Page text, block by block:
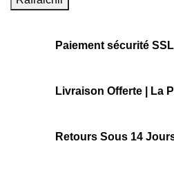
Paiement sécurité
Livraison Offerte | La
Retours Sous 14